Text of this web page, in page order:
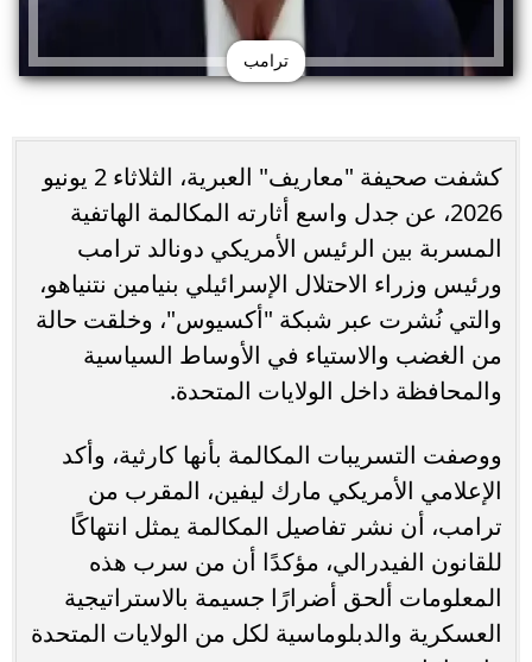
ترامب
كشفت صحيفة "معاريف" العبرية، الثلاثاء 2 يونيو
2026، عن جدل واسع أثارته المكالمة الهاتفية
المسربة بين الرئيس الأمريكي دونالد ترامب
ورئيس وزراء الاحتلال الإسرائيلي بنيامين نتنياهو،
والتي نُشرت عبر شبكة "أكسيوس"، وخلقت حالة
من الغضب والاستياء في الأوساط السياسية
والمحافظة داخل الولايات المتحدة.
ووصفت التسريبات المكالمة بأنها كارثية، وأكد
الإعلامي الأمريكي مارك ليفين، المقرب من
ترامب، أن نشر تفاصيل المكالمة يمثل انتهاكًا
للقانون الفيدرالي، مؤكدًا أن من سرب هذه
المعلومات ألحق أضرارًا جسيمة بالاستراتيجية
العسكرية والدبلوماسية لكل من الولايات المتحدة